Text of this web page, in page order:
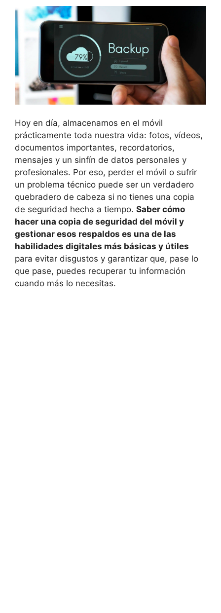
Hoy en día, almacenamos en el móvil
prácticamente toda nuestra vida: fotos, vídeos,
documentos importantes, recordatorios,
mensajes y un sinfín de datos personales y
profesionales. Por eso, perder el móvil o sufrir
un problema técnico puede ser un verdadero
quebradero de cabeza si no tienes una copia
de seguridad hecha a tiempo. Saber cómo
hacer una copia de seguridad del móvil y
gestionar esos respaldos es una de las
habilidades digitales más básicas y útiles
para evitar disgustos y garantizar que, pase lo
que pase, puedes recuperar tu información
cuando más lo necesitas.